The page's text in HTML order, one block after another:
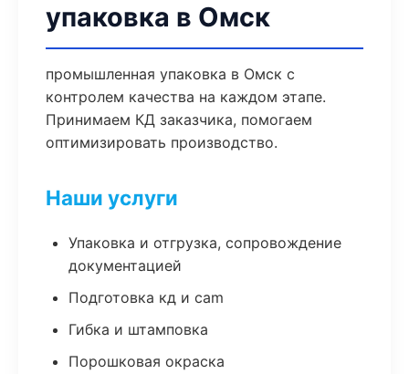
упаковка в Омск
промышленная упаковка в Омск с
контролем качества на каждом этапе.
Принимаем КД заказчика, помогаем
оптимизировать производство.
Наши услуги
Упаковка и отгрузка, сопровождение
документацией
Подготовка кд и cam
Гибка и штамповка
Порошковая окраска